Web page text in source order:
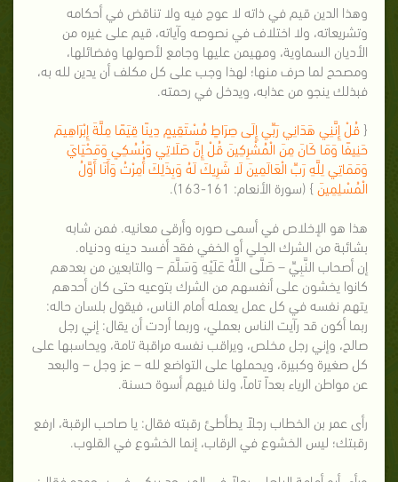
وهذا الدين قيم في ذاته لا عوج فيه ولا تناقض في أحكامه
وتشريعاته، ولا اختلاف في نصوصه وآياته، قيم على غيره من
الأديان السماوية، ومهيمن عليها وجامع لأصولها وفضائلها،
ومصحح لما حرف منها؛ لهذا وجب على كل مكلف أن يدين لله به،
فبذلك ينجو من عذابه، ويدخل في رحمته.
{قُلْ إِنَّنِي هَدَانِي رَبِّي إِلَى صِرَاطٍ مُسْتَقِيمٍ دِينًا قِيَمًا مِلَّةَ إِبْرَاهِيمَ
حَنِيفًا وَمَا كَانَ مِنَ الْمُشْرِكِينَ قُلْ إِنَّ صَلَاتِي وَنُسُكِي وَمَحْيَايَ
وَمَمَاتِي لِلَّهِ رَبِّ الْعَالَمِينَ لَا شَرِيكَ لَهُ وَبِذَلِكَ أُمِرْتُ وَأَنَا أَوَّلُ
الْمُسْلِمِينَ} (سورة الأنعام: 161-163).
هذا هو الإخلاص في أسمى صوره وأرقى معانيه. فمن شابه
بشائبة من الشرك الجلي أو الخفي فقد أفسد دينه ودنياه.
إن أصحاب النَّبِيِّ – صَلَّى اللَّهُ عَلَيْهِ وَسَلَّمَ – والتابعين من بعدهم
كانوا يخشون على أنفسهم من الشرك بتوعيه حتى كان أحدهم
يتهم نفسه في كل عمل يعمله أمام الناس، فيقول بلسان حاله:
ربما أكون قد رآيت الناس بعملي، وربما أردت أن يقال: إني رجل
صالح، وإني رجل مخلص، ويراقب نفسه مراقبة تامة، ويحاسبها على
كل صغيرة وكبيرة، ويحملها على التواضع لله – عز وجل – والبعد
عن مواطن الرياء بعداً تاماً، ولنا فيهم أسوة حسنة.
رأى عمر بن الخطاب رجلاً يطأطئ رقبته فقال: يا صاحب الرقبة، ارفع
رقبتك؛ ليس الخشوع في الرقاب، إنما الخشوع في القلوب.